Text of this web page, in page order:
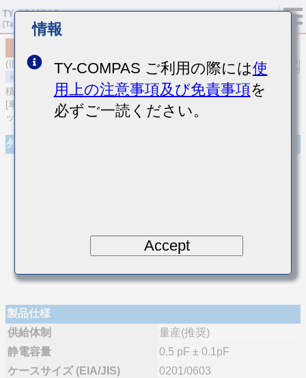
(旧品番 UMK063CG0R5BTHF)
積層セラミックコンデンサ
[車載ボディ/インフォ＆高信頼用 (AEC-Q200 Qualified) 積層セラミ
ックコンデンサ (温度補償用)]
外観
製品仕様
供給体制
量産(推奨)
静電容量
0.5 pF ± 0.1pF
ケースサイズ (EIA/JIS)
0201/0603
情報
TY-COMPAS ご利用の際には使
用上の注意事項及び免責事項を
必ずご一読ください。
Accept